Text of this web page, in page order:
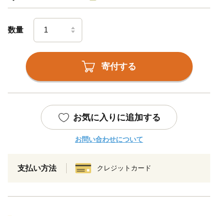
数量
寄付する
お気に入りに追加する
お問い合わせについて
支払い方法 クレジットカード